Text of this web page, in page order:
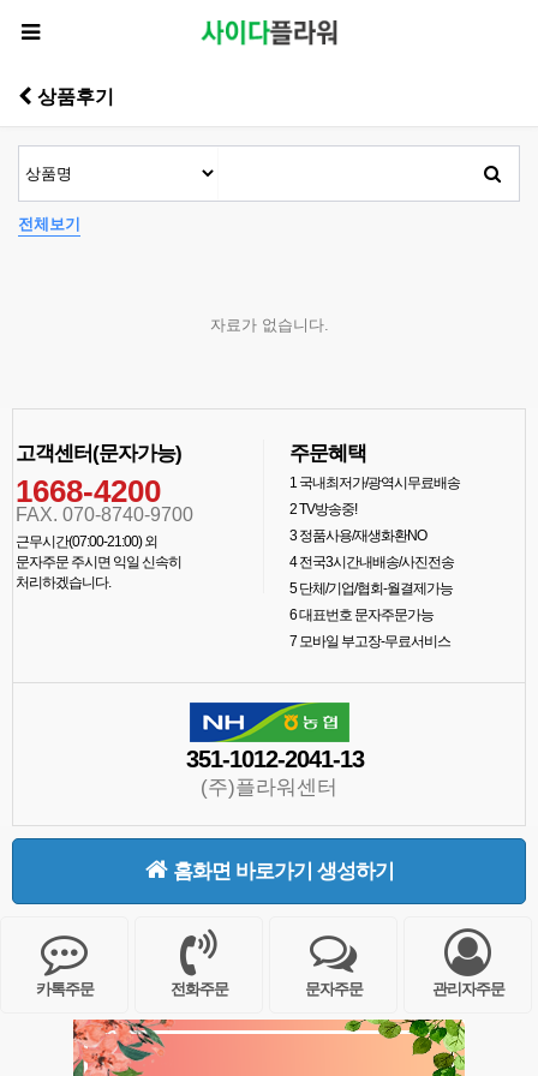
상품후기
전체보기
자료가 없습니다.
고객센터(문자가능)
1668-4200
FAX. 070-8740-9700
근무시간(07:00-21:00) 외
문자주문 주시면 익일 신속히
처리하겠습니다.
주문혜택
1국내최저가/광역시무료배송
2TV방송중!
3정품사용/재생화환NO
4전국3시간내배송/사진전송
5단체/기업/협회-월결제가능
6대표번호 문자주문가능
7모바일 부고장-무료서비스
351-1012-2041-13
(주)플라워센터
홈화면 바로가기 생성하기
카톡주문 전화주문 문자주문 관리자주문